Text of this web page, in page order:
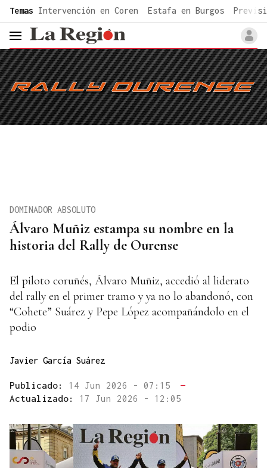
common.go-to-content
Temas Intervención en Coren Estafa en Burgos
header.menu.open
Álvaro Muñiz estampa su nombre en la
historia del Rally de Ourense
DOMINADOR ABSOLUTO
El piloto coruñés, Álvaro Muñiz, accedió al liderato
del rally en el primer tramo y ya no lo abandonó, con
“Cohete” Suárez y Pepe López acompañándolo en el
podio
Javier García Suárez
Publicado: 14 Jun 2026 - 07:15
—
Actualizado: 17 Jun 2026 - 12:05